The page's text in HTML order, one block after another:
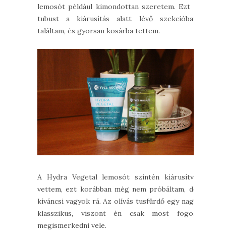
lemosót például kimondottan szeretem. Ezt a
tubust a kiárusítás alatt lévő szekcióban
találtam, és gyorsan kosárba tettem.
A Hydra Vegetal lemosót szintén kiárusítva
vettem, ezt korábban még nem próbáltam, de
kíváncsi vagyok rá. Az olívás tusfürdő egy nagy
klasszikus, viszont én csak most fogok
megismerkedni vele.